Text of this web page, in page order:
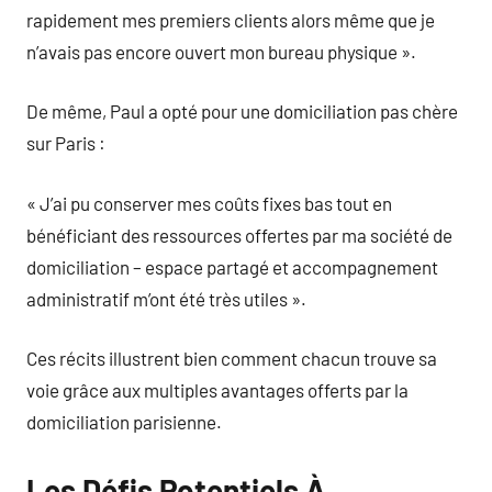
rapidement mes premiers clients alors même que je
n’avais pas encore ouvert mon bureau physique ».
De même, Paul a opté pour une domiciliation pas chère
sur Paris :
« J’ai pu conserver mes coûts fixes bas tout en
bénéficiant des ressources offertes par ma société de
domiciliation – espace partagé et accompagnement
administratif m’ont été très utiles ».
Ces récits illustrent bien comment chacun trouve sa
voie grâce aux multiples avantages offerts par la
domiciliation parisienne.